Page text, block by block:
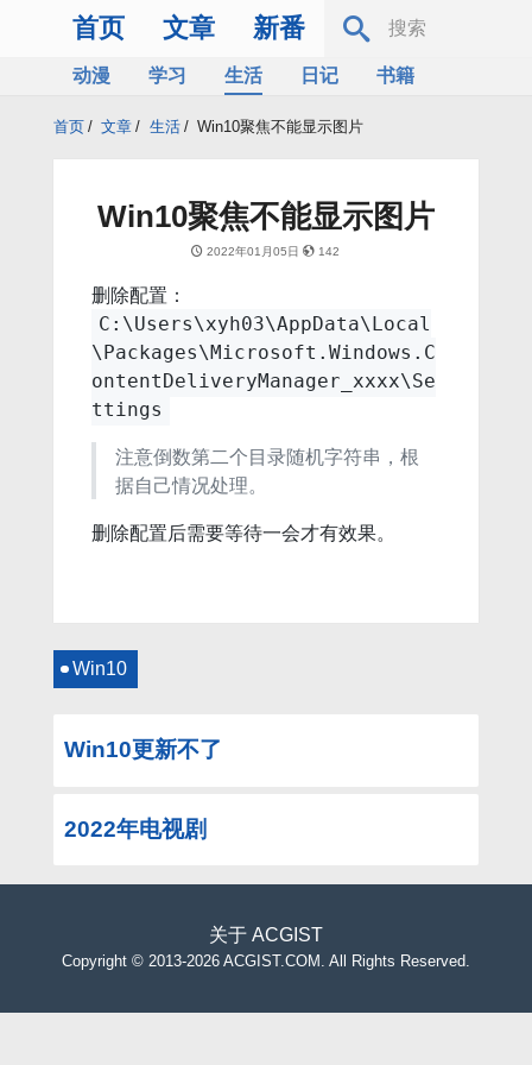
首页 文章 新番
动漫 学习 生活 日记
书籍
首页 / 文章 / 生活 / Win10聚焦不能显示图片
Win10聚焦不能显示图片
2022年01月05日 142
删除配置：
C:\Users\xyh03\AppData\Local
\Packages\Microsoft.Windows.C
ontentDeliveryManager_xxxx\Se
ttings
注意倒数第二个目录随机字符串，根
据自己情况处理。
删除配置后需要等待一会才有效果。
Win10
Win10更新不了
2022年电视剧
关于 ACGIST
Copyright © 2013-2026 ACGIST.COM. All Rights Reserved.